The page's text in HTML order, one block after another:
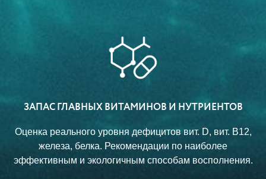
ЗАПАС ГЛАВНЫХ ВИТАМИНОВ И НУТРИЕНТОВ
Оценка реального уровня дефицитов вит. D, вит. B12,
железа, белка. Рекомендации по наиболее
эффективным и экологичным способам восполнения.